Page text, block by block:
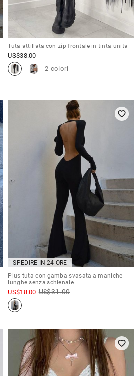
Tuta attillata con zip frontale in tinta unita
US$38.00
2 colori
SPEDIRE IN 24 ORE
Plus tuta con gamba svasata a maniche
lunghe senza schienale
US$18.00 US$31.00